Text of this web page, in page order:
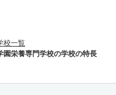
校一覧
園栄養専門学校の学校の特長